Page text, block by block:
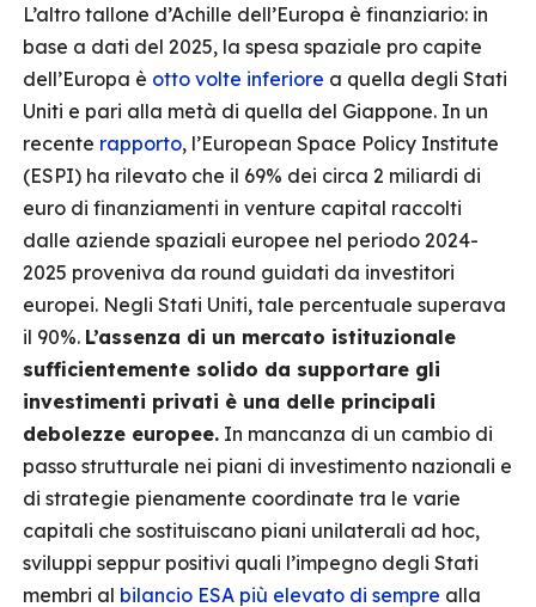
L’altro tallone d’Achille dell’Europa è finanziario: in
base a dati del 2025, la spesa spaziale pro capite
dell’Europa è otto volte inferiore a quella degli Stati
Uniti e pari alla metà di quella del Giappone. In un
recente rapporto, l’European Space Policy Institute
(ESPI) ha rilevato che il 69% dei circa 2 miliardi di
euro di finanziamenti in venture capital raccolti
dalle aziende spaziali europee nel periodo 2024-
2025 proveniva da round guidati da investitori
europei. Negli Stati Uniti, tale percentuale superava
il 90%. L’assenza di un mercato istituzionale
sufficientemente solido da supportare gli
investimenti privati è una delle principali
debolezze europee. In mancanza di un cambio di
passo strutturale nei piani di investimento nazionali e
di strategie pienamente coordinate tra le varie
capitali che sostituiscano piani unilaterali ad hoc,
sviluppi seppur positivi quali l’impegno degli Stati
membri al bilancio ESA più elevato di sempre alla